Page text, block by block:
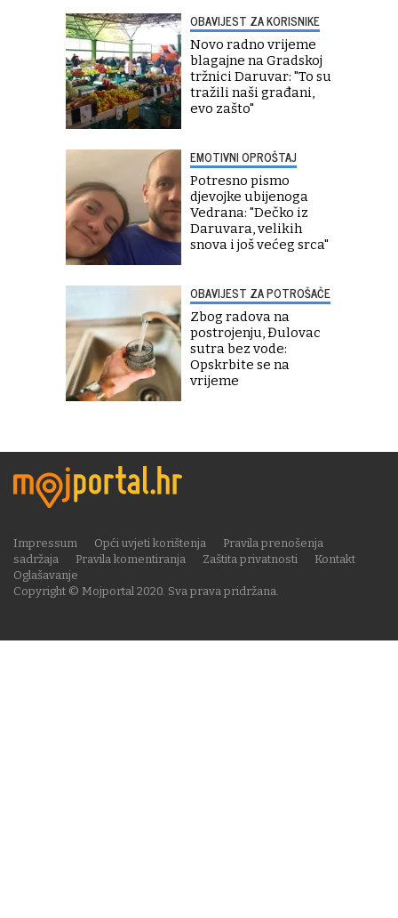
OBAVIJEST ZA KORISNIKE
Novo radno vrijeme
blagajne na Gradskoj
tržnici Daruvar: "To su
tražili naši građani,
evo zašto"
EMOTIVNI OPROŠTAJ
Potresno pismo
djevojke ubijenoga
Vedrana: "Dečko iz
Daruvara, velikih
snova i još većeg srca"
OBAVIJEST ZA POTROŠAČE
Zbog radova na
postrojenju, Đulovac
sutra bez vode:
Opskrbite se na
vrijeme
Copyright © Mojportal 2020. Sva prava pridržana.
Impressum Opći uvjeti korištenja
Pravila prenošenja
sadržaja
Pravila komentiranja Zaštita privatnosti
Kontakt
Oglašavanje